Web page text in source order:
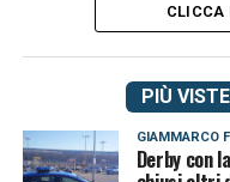
CLICCA
PIÙ VISTE
GIAMMARCO
Derby con